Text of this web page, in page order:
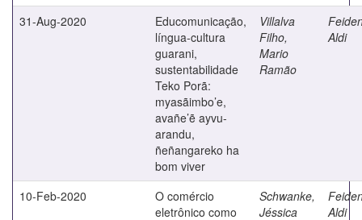
31-Aug-2020
Educomunicação,
língua-cultura
guarani,
sustentabilidade
Teko Porã:
myasãimbo’e,
avañe’ẽ ayvu-
arandu,
ñeñangareko ha
bom viver
Villalva
Filho,
Mario
Ramão
Aldi
10-Feb-2020
O comércio
eletrônico como
Schwanke,
Jéssica
Aldi